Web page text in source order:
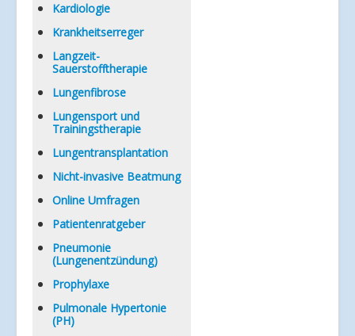
Kardiologie
Krankheitserreger
Langzeit-
Sauerstofftherapie
Lungenfibrose
Lungensport und
Trainingstherapie
Lungentransplantation
Nicht-invasive Beatmung
Online Umfragen
Patientenratgeber
Pneumonie
(Lungenentzündung)
Prophylaxe
Pulmonale Hypertonie
(PH)